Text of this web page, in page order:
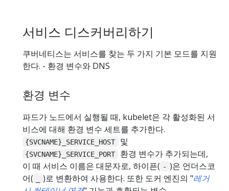
서비스 디스커버리하기
쿠버네티스는 서비스를 찾는 두 가지 기본 모드를 지원
한다. - 환경 변수와 DNS
환경 변수
파드가 노드에서 실행될 때, kubelet은 각 활성화된 서
비스에 대해 환경 변수 세트를 추가한다.
{SVCNAME}_SERVICE_HOST 및
{SVCNAME}_SERVICE_PORT
환경 변수가 추가되는데,
이 때 서비스 이름은 대문자로, 하이픈( - )은 언더스코
어(
)로 변환하여 사용한다. 또한 도커 엔진의 "레거